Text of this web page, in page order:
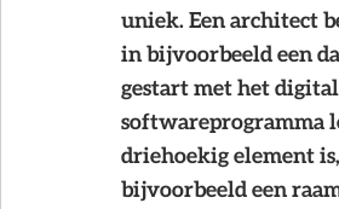
uniek. Een architect
in bijvoorbeeld een
gestart met het
softwareprogramma
driehoekig element
bijvoorbeeld een